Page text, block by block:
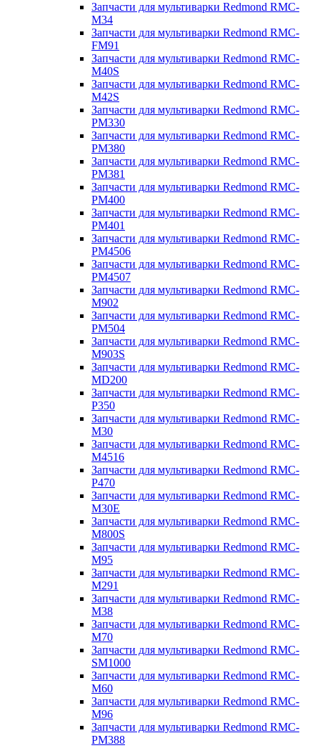
Запчасти для мультиварки Redmond RMC-
M34
Запчасти для мультиварки Redmond RMC-
FM91
Запчасти для мультиварки Redmond RMC-
M40S
Запчасти для мультиварки Redmond RMC-
M42S
Запчасти для мультиварки Redmond RMC-
PM330
Запчасти для мультиварки Redmond RMC-
PM380
Запчасти для мультиварки Redmond RMC-
PM381
Запчасти для мультиварки Redmond RMC-
PM400
Запчасти для мультиварки Redmond RMC-
PM401
Запчасти для мультиварки Redmond RMC-
PM4506
Запчасти для мультиварки Redmond RMC-
PM4507
Запчасти для мультиварки Redmond RMC-
M902
Запчасти для мультиварки Redmond RMC-
PM504
Запчасти для мультиварки Redmond RMC-
M903S
Запчасти для мультиварки Redmond RMC-
MD200
Запчасти для мультиварки Redmond RMC-
P350
Запчасти для мультиварки Redmond RMC-
M30
Запчасти для мультиварки Redmond RMC-
M4516
Запчасти для мультиварки Redmond RMC-
P470
Запчасти для мультиварки Redmond RMC-
M30E
Запчасти для мультиварки Redmond RMC-
M800S
Запчасти для мультиварки Redmond RMC-
M95
Запчасти для мультиварки Redmond RMC-
M291
Запчасти для мультиварки Redmond RMC-
M38
Запчасти для мультиварки Redmond RMC-
M70
Запчасти для мультиварки Redmond RMC-
SM1000
Запчасти для мультиварки Redmond RMC-
M60
Запчасти для мультиварки Redmond RMC-
M96
Запчасти для мультиварки Redmond RMC-
PM388